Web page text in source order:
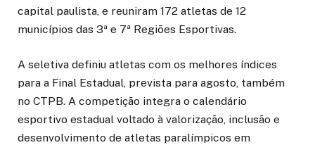
capital paulista, e reuniram 172 atletas de 12
municípios das 3ª e 7ª Regiões Esportivas.
A seletiva definiu atletas com os melhores índices
para a Final Estadual, prevista para agosto, também
no CTPB. A competição integra o calendário
esportivo estadual voltado à valorização, inclusão e
desenvolvimento de atletas paralímpicos em